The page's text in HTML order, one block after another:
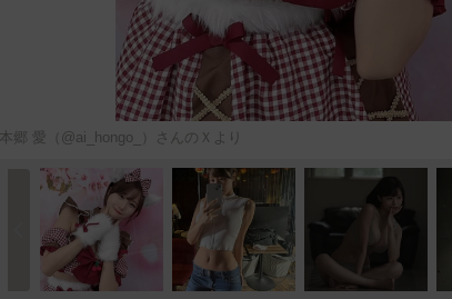
本郷 愛（@ai_hongo_）さんのＸより